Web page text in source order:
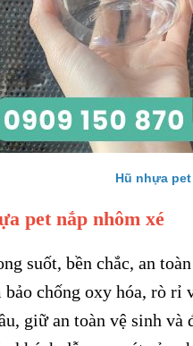
Hũ nhựa
pet nắp nhôm xé
suốt, bền chắc, an
chống oxy hóa, rò rỉ
giữ an toàn vệ sinh và
TRỨNG
12 QUẢ